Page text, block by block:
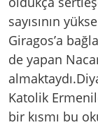
sayısının
Giragos’a
de yapan
Katolik
bir kısmı bu